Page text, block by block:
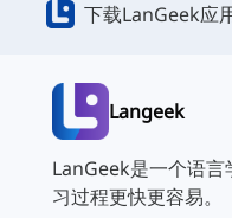
下载LanGeek应
Langeek
LanGeek是一个语
习过程更快更容易。